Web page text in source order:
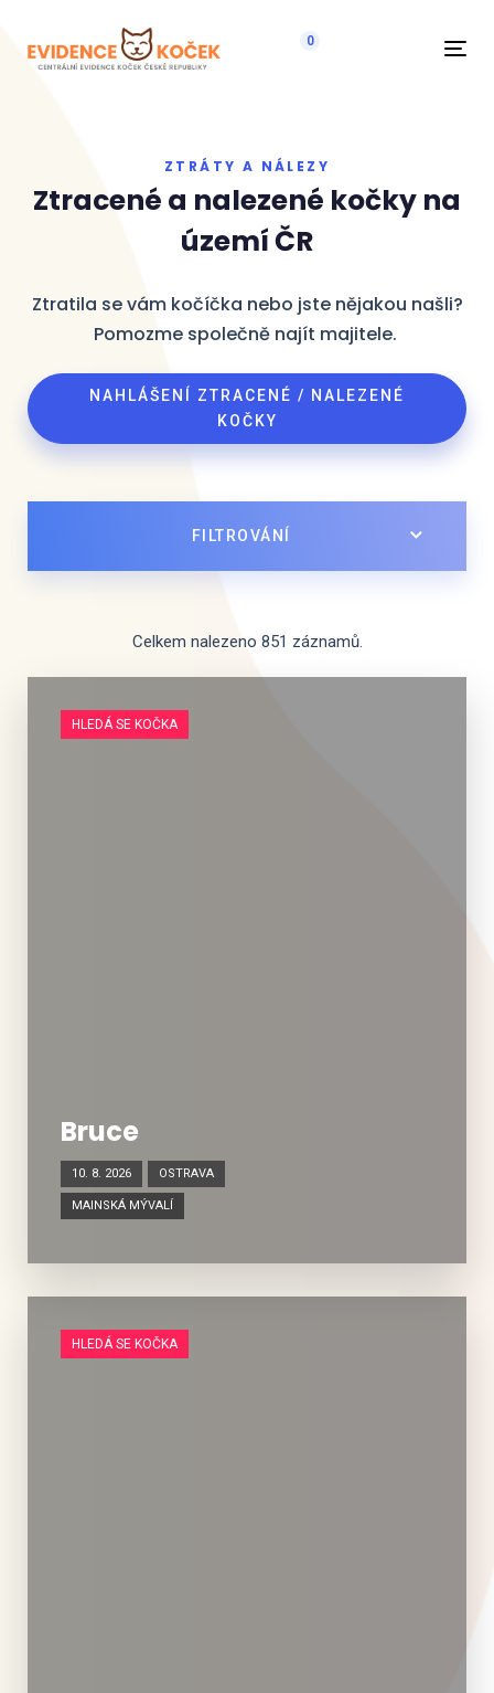
0
ZTRÁTY A NÁLEZY
Ztracené a nalezené kočky na
území ČR
Ztratila se vám kočíčka nebo jste nějakou našli?
Pomozme společně najít majitele.
NAHLÁŠENÍ ZTRACENÉ / NALEZENÉ
KOČKY
FILTROVÁNÍ
Celkem nalezeno 851 záznamů.
HLEDÁ SE KOČKA
Bruce
10. 8. 2026 OSTRAVA
MAINSKÁ MÝVALÍ
HLEDÁ SE KOČKA